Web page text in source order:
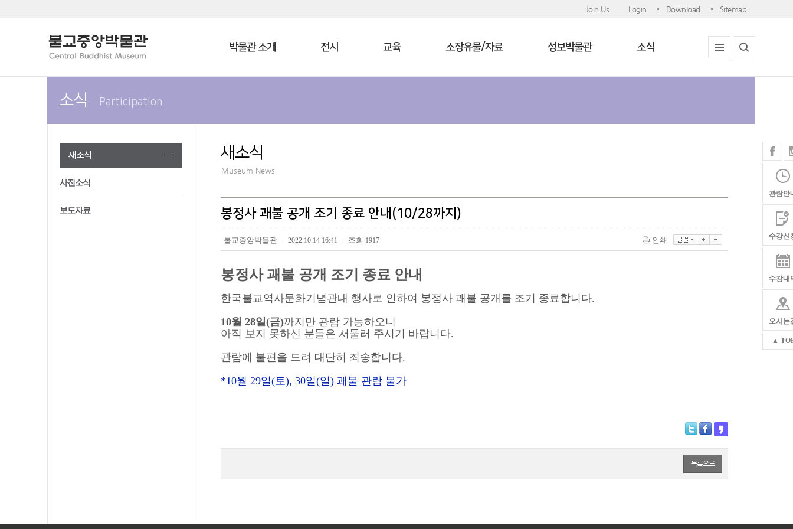
Join Us Login Download Sitemap
박물관 소개 전시 교육 소장유물/자료 성보박물관 소식
소식 Participation
새소식
사진소식
보도자료
새소식
Museum News
봉정사 괘불 공개 조기 종료 안내(10/28까지)
불교중앙박물관 2022.10.14 16:41 조회 1917 인쇄
봉정사 괘불 공개 조기 종료 안내
한국불교역사문화기념관내 행사로 인하여 봉정사 괘불 공개를 조기 종료합니다.
10월 28일(금)까지만 관람 가능하오니
아직 보지 못하신 분들은 서둘러 주시기 바랍니다.
관람에 불편을 드려 대단히 죄송합니다.
*10월 29일(토), 30일(일) 괘불 관람 불가
목록으로
관람안
수강신
수강내
오시는
▲